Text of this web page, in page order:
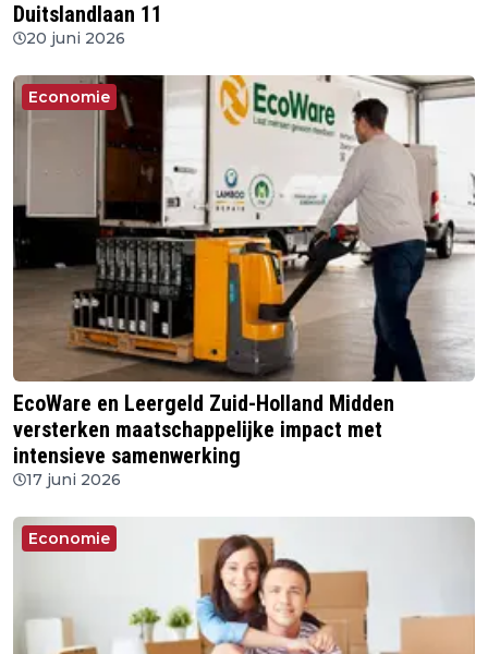
Duitslandlaan 11
20 juni 2026
Economie
EcoWare en Leergeld Zuid-Holland Midden
versterken maatschappelijke impact met
intensieve samenwerking
17 juni 2026
Economie